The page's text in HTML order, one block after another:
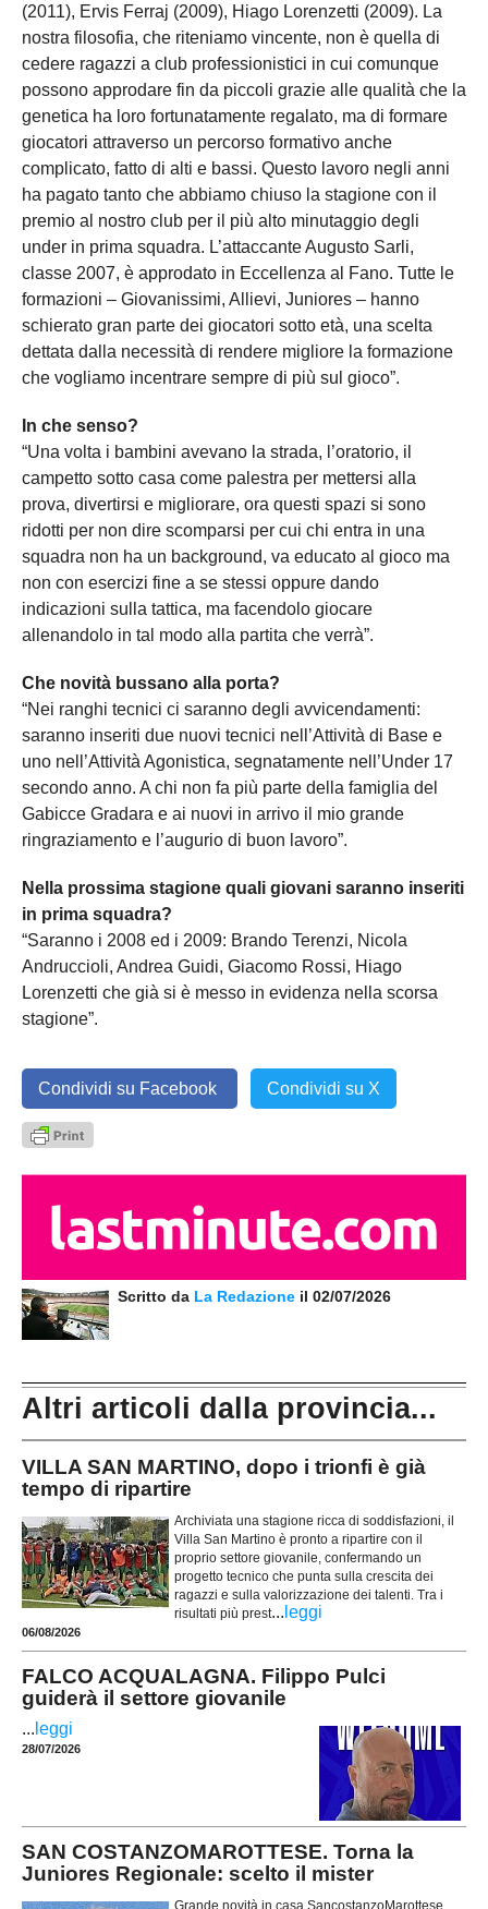
(2011), Ervis Ferraj (2009), Hiago Lorenzetti (2009). La
nostra filosofia, che riteniamo vincente, non è quella di
cedere ragazzi a club professionistici in cui comunque
possono approdare fin da piccoli grazie alle qualità che la
genetica ha loro fortunatamente regalato, ma di formare
giocatori attraverso un percorso formativo anche
complicato, fatto di alti e bassi. Questo lavoro negli anni
ha pagato tanto che abbiamo chiuso la stagione con il
premio al nostro club per il più alto minutaggio degli
under in prima squadra. L’attaccante Augusto Sarli,
classe 2007, è approdato in Eccellenza al Fano. Tutte le
formazioni – Giovanissimi, Allievi, Juniores – hanno
schierato gran parte dei giocatori sotto età, una scelta
dettata dalla necessità di rendere migliore la formazione
che vogliamo incentrare sempre di più sul gioco”.
In che senso?
“Una volta i bambini avevano la strada, l’oratorio, il
campetto sotto casa come palestra per mettersi alla
prova, divertirsi e migliorare, ora questi spazi si sono
ridotti per non dire scomparsi per cui chi entra in una
squadra non ha un background, va educato al gioco ma
non con esercizi fine a se stessi oppure dando
indicazioni sulla tattica, ma facendolo giocare
allenandolo in tal modo alla partita che verrà”.
Che novità bussano alla porta?
“Nei ranghi tecnici ci saranno degli avvicendamenti:
saranno inseriti due nuovi tecnici nell’Attività di Base e
uno nell’Attività Agonistica, segnatamente nell’Under 17
secondo anno. A chi non fa più parte della famiglia del
Gabicce Gradara e ai nuovi in arrivo il mio grande
ringraziamento e l’augurio di buon lavoro”.
Nella prossima stagione quali giovani saranno inseriti
in prima squadra?
“Saranno i 2008 ed i 2009: Brando Terenzi, Nicola
Andruccioli, Andrea Guidi, Giacomo Rossi, Hiago
Lorenzetti che già si è messo in evidenza nella scorsa
stagione”.
Condividi su Facebook Condividi su X
Scritto da La Redazione il 02/07/2026
Altri articoli dalla provincia...
VILLA SAN MARTINO, dopo i trionfi è già
tempo di ripartire
Archiviata una stagione ricca di soddisfazioni, il
Villa San Martino è pronto a ripartire con il
proprio settore giovanile, confermando un
progetto tecnico che punta sulla crescita dei
ragazzi e sulla valorizzazione dei talenti. Tra i
risultati più prest... leggi
06/08/2026
FALCO ACQUALAGNA. Filippo Pulci
guiderà il settore giovanile
... leggi
28/07/2026
SAN COSTANZOMAROTTESE. Torna la
Juniores Regionale: scelto il mister
Grande novità in casa SancostanzoMarottese,